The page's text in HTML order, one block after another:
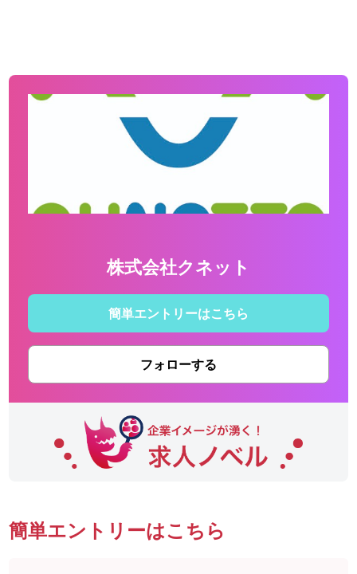
株式会社クネット
簡単エントリーはこちら
フォローする
簡単エントリーはこちら